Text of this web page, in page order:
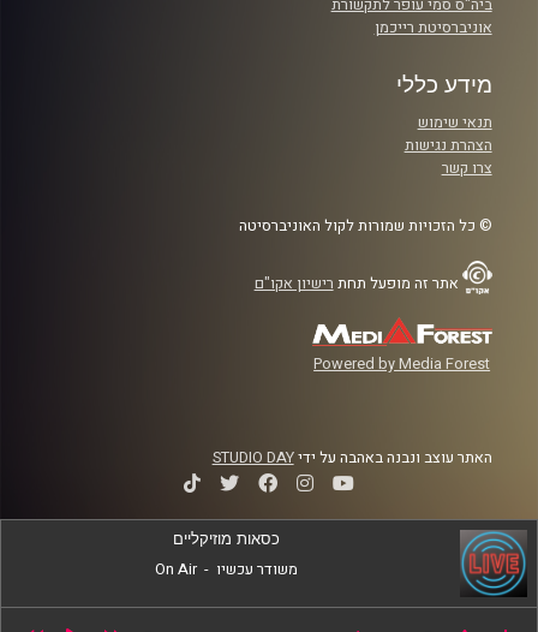
ביה"ס סמי עופר לתקשורת
אוניברסיטת רייכמן
מידע כללי
תנאי שימוש
הצהרת נגישות
צרו קשר
© כל הזכויות שמורות לקול האוניברסיטה
אתר זה מופעל תחת רישיון אקו"ם
Powered by Media Forest
האתר עוצב ונבנה באהבה על ידיSTUDIO DAY
כסאות מוזיקליים
משודר עכשיו -
On Air